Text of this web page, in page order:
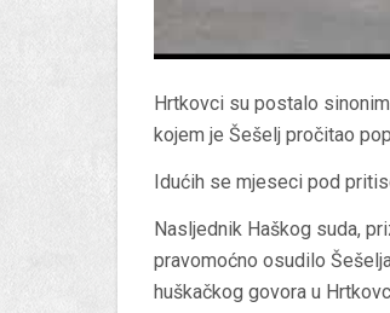
Hrtkovci su postalo
kojem je Šešelj pročitao
Idućih se mjeseci pod
Nasljednik Haškog suda,
pravomoćno osudilo
huškačkog govora u